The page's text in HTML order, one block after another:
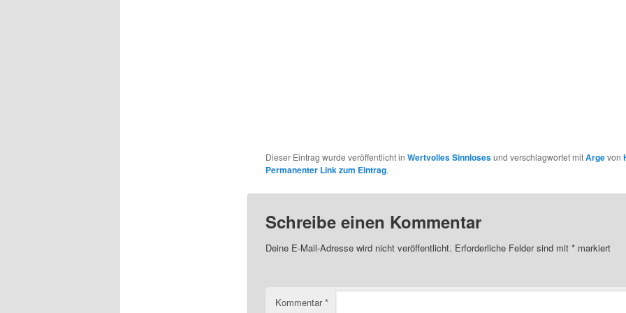
Dieser Eintrag wurde veröffentlicht in Wertvolles Sinnlosesund verschlagwortet mitArgevon
Permanenter Link zum Eintrag.
Schreibe einen Kommentar
Deine E-Mail-Adresse wird nicht veröffentlicht. Erforderliche Felder sind mit *markiert
Kommentar*